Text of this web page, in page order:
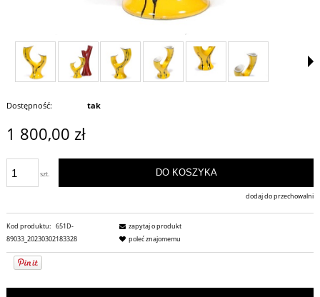
Dostępność: tak
1 800,00 zł
szt. DO KOSZYKA
dodaj do przechowalni
Kod produktu: 651D-
89033_20230302183328
zapytaj o produkt
poleć znajomemu